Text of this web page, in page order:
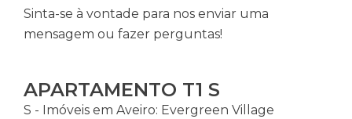
Sinta-se à vontade para nos enviar uma
mensagem ou fazer perguntas!
APARTAMENTO T1 S
S - Imóveis em Aveiro: Evergreen Village